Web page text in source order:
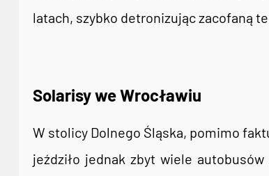
latach, szybko detronizując zacofaną
Solarisy we Wrocławiu
W stolicy Dolnego Śląska, pomimo
jeździło jednak zbyt wiele